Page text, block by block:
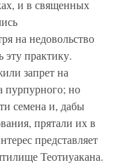
и в священных
на недовольство
эту практику.
запрет на
пурпурного; но
семена и, дабы
прятали их в
представляет
Теотиуакана.